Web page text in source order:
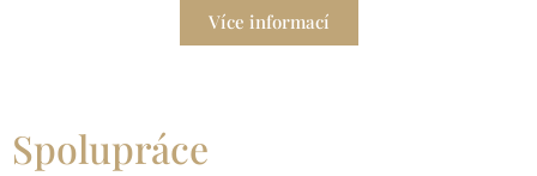
Více informací
Spolupráce